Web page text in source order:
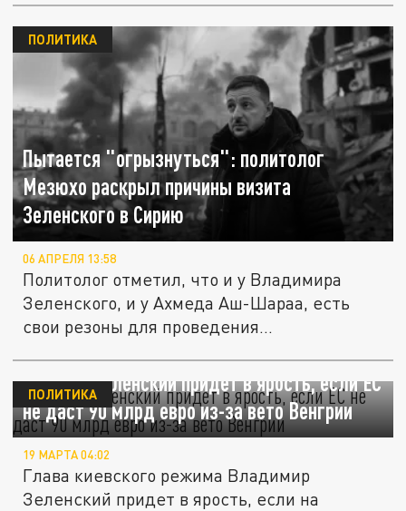
Пытается "огрызнуться": политолог
Мезюхо раскрыл причины визита
Зеленского в Сирию
ПОЛИТИКА
06 АПРЕЛЯ 13:58
Политолог отметил, что и у Владимира
Зеленского, и у Ахмеда Аш-Шараа, есть
свои резоны для проведения...
Politico: Зеленский придет в ярость, если ЕС
не даст 90 млрд евро из-за вето Венгрии
ПОЛИТИКА
19 МАРТА 04:02
Глава киевского режима Владимир
Зеленский придет в ярость, если на